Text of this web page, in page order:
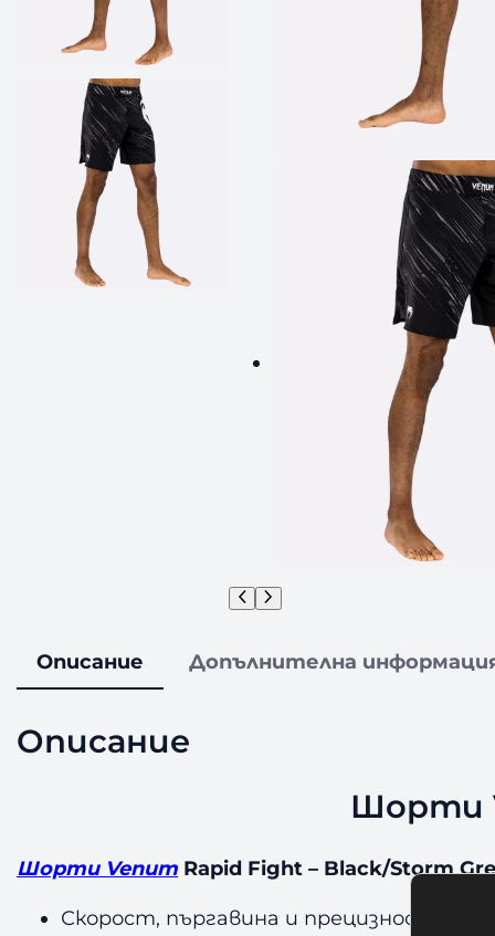
Описание Допълнителна
Описание
Шорти
Шорти Venum Rapid Fight – Black/Storm
Скорост, пъргавина и прецизност: